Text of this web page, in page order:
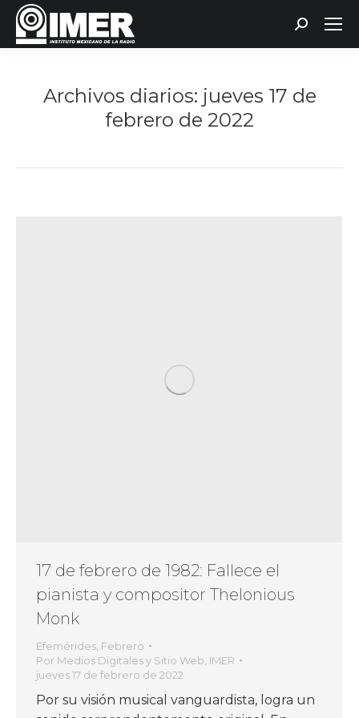
Buscar:
Archivos diarios: jueves 17 de
febrero de 2022
17 de febrero de 1982: Fallece el
pianista y compositor Thelonious
Monk
Efemérides Febrero
Por Medios Digitales y Sitio Web, IMER
jueves 17 de febrero de 2022
Por su visión musical vanguardista, logra un